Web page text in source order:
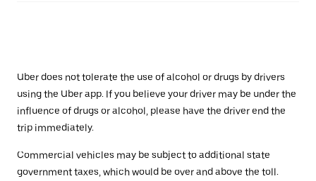
Uber does not tolerate the use of alcohol or drugs by drivers
using the Uber app. If you believe your driver may be under the
influence of drugs or alcohol, please have the driver end the
trip immediately.
Commercial vehicles may be subject to additional state
government taxes, which would be over and above the toll.